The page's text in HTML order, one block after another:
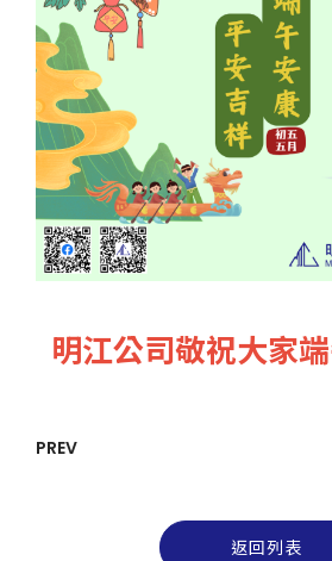
明江公司敬祝大家
PREV
返回列表